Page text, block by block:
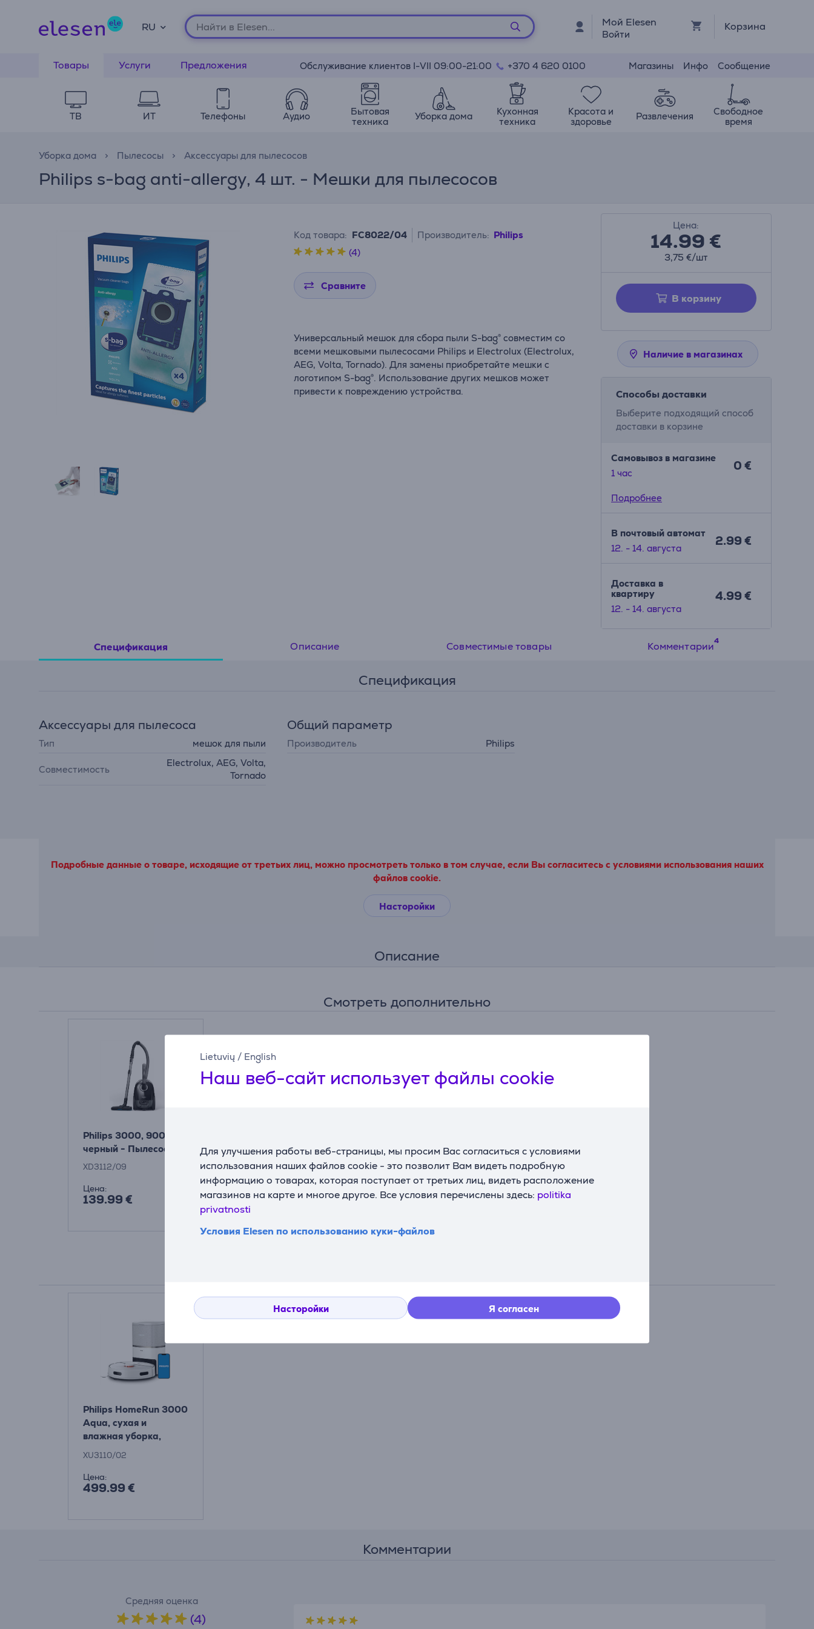
Lietuvių / English
Наш веб-сайт использует файлы cookie
Для улучшения работы веб-страницы, мы просим Вас согласиться с условиями
использования наших файлов cookie - это позволит Вам видеть подробную
информацию о товарах, которая поступает от третьих лиц, видеть расположение
магазинов на карте и многое другое. Все условия перечислены здесь: politika
privatnosti
Условия Elesen по использованию куки-файлов
Насторойки Я согласен
RU Мой Elesen
Войти
Корзина
Товары Услуги Предложения Обслуживание клиентов I-VII 09:00-21:00 +370 4 620 0100 Магазины Инфо Сообщение
ТВ ИТ Телефоны Аудио
Бытовая
техника
Уборка дома
Кухонная
техника
Красота и
здоровье
Развлечения
Свободное
время
Уборка дома Пылесосы Аксессуары для пылесосов
Philips s-bag anti-allergy, 4 шт. - Мешки для пылесосов
Код товара: FC8022/04 Производитель: Philips
(4)
Сравните
Универсальный мешок для сбора пыли S-bag® совместим со
всеми мешковыми пылесосами Philips и Electrolux (Electrolux,
AEG, Volta, Tornado). Для замены приобретайте мешки с
логотипом S-bag®. Использование других мешков может
привести к повреждению устройства.
Цена:
14.99€
3,75 €/шт
В корзину
Наличие в магазинах
Способы доставки
Выберите подходящий способ
доставки в корзине
Самовывоз в магазине
1 час
0 €
Подробнее
В почтовый автомат
12. - 14. августа
2.99 €
Доставка в
квартиру
12. - 14. августа
4.99 €
Спецификация Описание Совместимые товары Комментарии
Спецификация
Аксессуары для пылесоса
Тип мешок для пыли
Совместимость
Electrolux, AEG, Volta,
Tornado
Общий параметр
Производитель Philips
Подробные данные о товаре, исходящие от третьих лиц, можно просмотреть только в том случае, если Вы согласитесь с условиями использования наших
файлов cookie.
Насторойки
Описание
Смотреть дополнительно
Philips 3000, 900 Вт,
черный - Пылесос
XD3112/09
Цена:
139.99 €
Philips HomeRun 3000
Aqua, сухая и
влажная уборка,
белый - Робот-
пылесос
XU3110/02
Цена:
499.99 €
Комментарии
Средняя оценка
(4)